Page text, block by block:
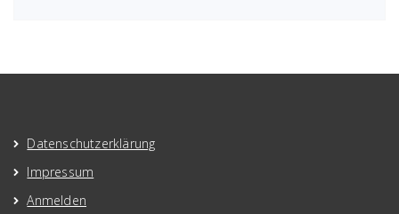
Datenschutzerklärung
Impressum
Anmelden